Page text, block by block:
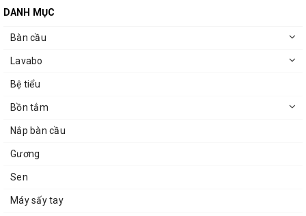
DANH MỤC
Bàn cầu
Lavabo
Bệ tiểu
Bồn tắm
Nắp bàn cầu
Gương
Sen
Máy sấy tay